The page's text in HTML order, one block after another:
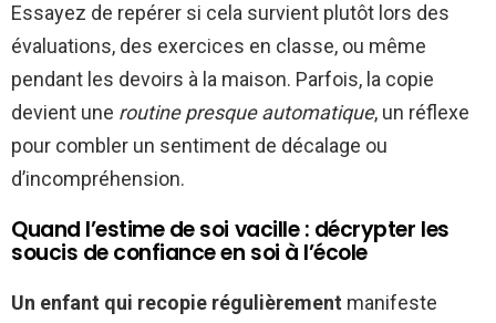
Essayez de repérer si cela survient plutôt lors des
évaluations, des exercices en classe, ou même
pendant les devoirs à la maison. Parfois, la copie
devient une routine presque automatique, un réflexe
pour combler un sentiment de décalage ou
d’incompréhension.
Quand l’estime de soi vacille : décrypter les
soucis de confiance en soi à l’école
Un enfant qui recopie régulièrement manifeste